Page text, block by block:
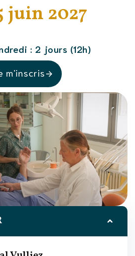
juin 2027
: 2 jours (12h)
m'inscris